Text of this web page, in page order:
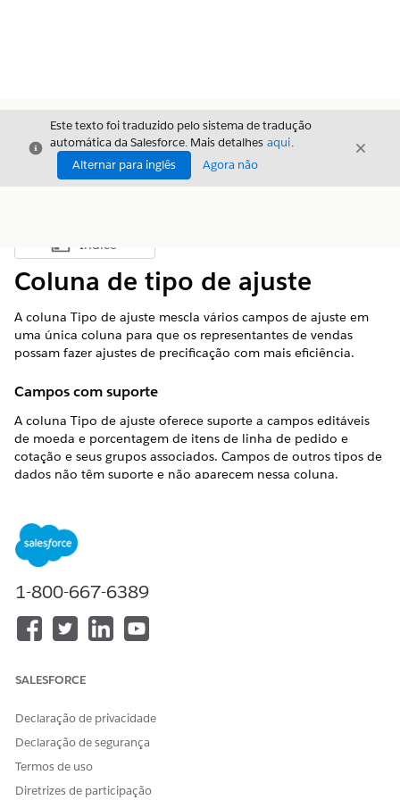
Fechar
Este texto foi traduzido pelo sistema de tradução
automática da Salesforce. Mais detalhes aqui.
Alternar para inglês
Agora não
Fechar
Mostrar índice
Índice
Coluna de tipo de ajuste
A coluna Tipo de ajuste mescla vários campos de ajuste em
uma única coluna para que os representantes de vendas
possam fazer ajustes de precificação com mais eficiência.
Campos com suporte
A coluna Tipo de ajuste oferece suporte a campos editáveis
de moeda e porcentagem de itens de linha de pedido e
cotação e seus grupos associados. Campos de outros tipos de
dados não têm suporte e não aparecem nessa coluna.
campo às Colunas de exibição e selecione o mesmo campo
em Selecionar campos para agrupar e Exibir na coluna Tipo
de ajuste. Adicione apenas campos editáveis e projetados
NOTANo Criador de aplicativo Lightning, não selecione
coluna Tipo de ajuste. Se esses campos estiverem
as datas de início e término em linhas de cotação
aprimoradas.
1-800-667-6389
SALESFORCE
Declaração de privacidade
Declaração de segurança
Termos de uso
Diretrizes de participação